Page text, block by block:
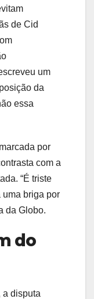
de Cid
um
da
essa
por
com a
“É triste
briga por
da Globo.
do
a disputa